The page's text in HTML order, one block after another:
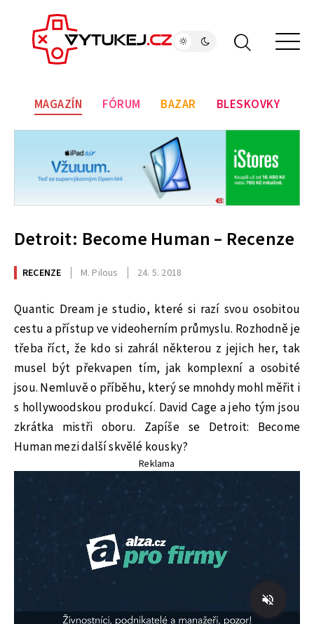
MAGAZÍN FÓRUM BAZAR BLESKOVKY
Detroit: Become Human – Recenze
RECENZE M. Pilous 24. 5. 2018
Quantic Dream je studio, které si razí svou osobitou
cestu a přístup ve videoherním průmyslu. Rozhodně je
třeba říct, že kdo si zahrál některou z jejich her, tak
musel být překvapen tím, jak komplexní a osobité
jsou. Nemluvě o příběhu, který se mnohdy mohl měřit i
s hollywoodskou produkcí. David Cage a jeho tým jsou
zkrátka mistři oboru. Zapíše se Detroit: Become
Human mezi další skvělé kousky?
Reklama